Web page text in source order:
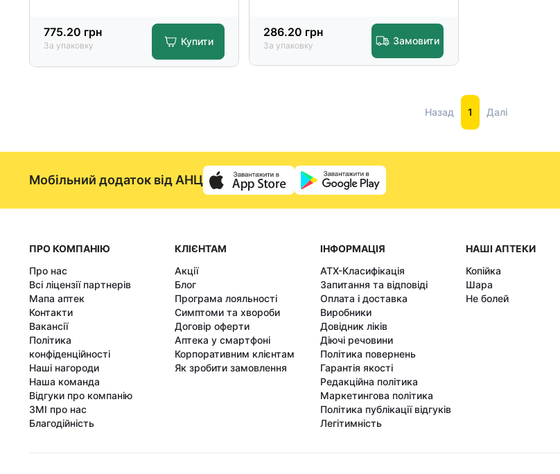
775.20 грн
За упаковку Купити
286.20 грн
За упаковку Замовити
Назад 1 Далі
Мобільний додаток від АНЦ
ПРО КОМПАНІЮ
Про нас
Всі ліцензії партнерів
Мапа аптек
Контакти
Вакансії
Політика
конфіденційності
Наші нагороди
Наша команда
Відгуки про компанію
ЗМІ про нас
Благодійність
КЛІЄНТАМ
Акції
Блог
Програма лояльності
Симптоми та хвороби
Договір оферти
Аптека у смартфоні
Корпоративним клієнтам
Як зробити замовлення
ІНФОРМАЦІЯ
АТХ-Класифікація
Запитання та відповіді
Оплата і доставка
Виробники
Довідник ліків
Діючі речовини
Політика повернень
Гарантія якості
Редакційна політика
Маркетингова політика
Політика публікації відгуків
Легітимність
НАШІ АПТЕКИ
Копійка
Шара
Не болей